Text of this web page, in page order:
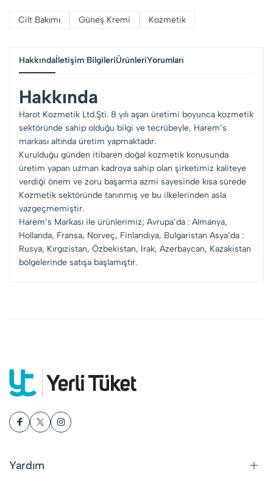
Cilt Bakımı Güneş Kremi Kozmetik
Hakkındaİletişim BilgileriÜrünleriYorumları
Hakkında
Harot Kozmetik Ltd.Şti. 8 yılı aşan üretimi boyunca kozmetik
sektöründe sahip olduğu bilgi ve tecrübeyle, Harem’s
markası altında üretim yapmaktadır.
Kurulduğu günden itibaren doğal kozmetik konusunda
üretim yapan uzman kadroya sahip olan şirketimiz kaliteye
verdiği önem ve zoru başarma azmi sayesinde kısa sürede
Kozmetik sektöründe tanınmış ve bu ilkelerinden asla
vazgeçmemiştir.
Harem’s Markası ile ürünlerimiz; Avrupa’da : Almanya,
Hollanda, Fransa, Norveç, Finlandiya, Bulgaristan Asya’da :
Rusya, Kırgızistan, Özbekistan, Irak, Azerbaycan, Kazakistan
bölgelerinde satışa başlamıştır.
Yardım